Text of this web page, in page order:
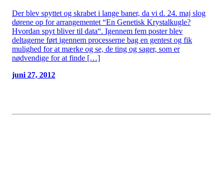
Der blev spyttet og skrabet i lange baner, da vi d. 24. maj slog
dørene op for arrangementet “En Genetisk Krystalkugle?
Hvordan spyt bliver til data“. Igennem fem poster blev
deltagerne ført igennem processerne bag en gentest og fik
mulighed for at mærke og se, de ting og sager, som er
nødvendige for at finde […]
juni 27, 2012